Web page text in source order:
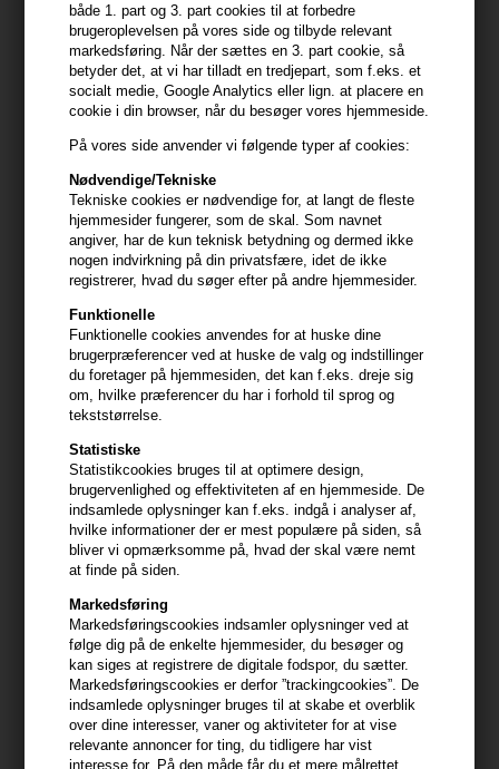
både 1. part og 3. part cookies til at forbedre
brugeroplevelsen på vores side og tilbyde relevant
markedsføring. Når der sættes en 3. part cookie, så
betyder det, at vi har tilladt en tredjepart, som f.eks. et
socialt medie, Google Analytics eller lign. at placere en
cookie i din browser, når du besøger vores hjemmeside.
På vores side anvender vi følgende typer af cookies:
Nødvendige/Tekniske
Tekniske cookies er nødvendige for, at langt de fleste
hjemmesider fungerer, som de skal. Som navnet
angiver, har de kun teknisk betydning og dermed ikke
nogen indvirkning på din privatsfære, idet de ikke
registrerer, hvad du søger efter på andre hjemmesider.
Funktionelle
Funktionelle cookies anvendes for at huske dine
brugerpræferencer ved at huske de valg og indstillinger
du foretager på hjemmesiden, det kan f.eks. dreje sig
om, hvilke præferencer du har i forhold til sprog og
tekststørrelse.
Statistiske
Statistikcookies bruges til at optimere design,
brugervenlighed og effektiviteten af en hjemmeside. De
indsamlede oplysninger kan f.eks. indgå i analyser af,
hvilke informationer der er mest populære på siden, så
bliver vi opmærksomme på, hvad der skal være nemt
at finde på siden.
Markedsføring
Markedsføringscookies indsamler oplysninger ved at
følge dig på de enkelte hjemmesider, du besøger og
kan siges at registrere de digitale fodspor, du sætter.
Markedsføringscookies er derfor ”trackingcookies”. De
indsamlede oplysninger bruges til at skabe et overblik
over dine interesser, vaner og aktiviteter for at vise
relevante annoncer for ting, du tidligere har vist
interesse for. På den måde får du et mere målrettet
Revlon Style Masters Iron
Guard 150ml
DKK
Revlon Style Masters
Shine Spray 300ml
98,00 DKK
Revlon Style Masters – styling produkter til din
Revlon Style Masters produkter er designet af frisører til
brug af frisører - og dig. Serien består af en komplet række
af styling produkter - hårvoks, hårspray, hårskum, krølle
creme og meget mere. Revlon Style Masters serien har
været på det danske frisør marked i flere år og er netop
kommet i ny emballage. Hos Hair247.dk skifter vi løbende til
de ny produkter.
Slip fantasien løs med Revlon Style Masters
Vælger du at købe Revlon Style Masters produkter til dit hår,
kan du desuden være helt sikker på, at du udelukkende får
produkter af allerhøjeste kvalitet. Produkterne er nemlig
designet af frisører til brug af frisører. Produkterne har
desuden været på det danske frisør marked i mange år,
men de er nu kommet i en ny emballage. Du har således
mulighed for at få en Revlon Style Masters shampoo,